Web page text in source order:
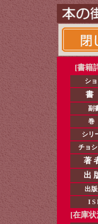
[書籍
シ
書
副
巻
シリ
チョ
著
出
出
I S
[在庫